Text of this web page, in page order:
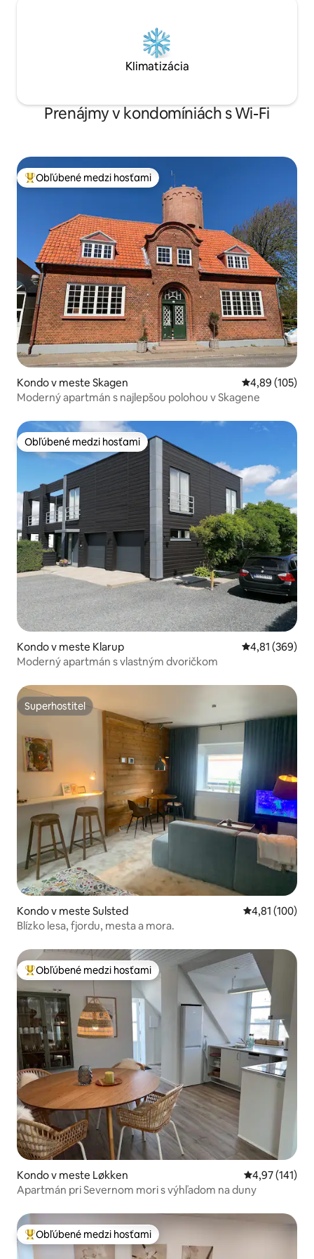
Klimatizácia
Prenájmy v kondomíniách s Wi-Fi
Najobľúbenejšie medzi hosťami
Obľúbené medzi hosťami
Kondo v meste Skagen Priemerné
4,89 (105)
Moderný apartmán s najlepšou polohou v Skagene
Obľúbené medzi hosťami
Obľúbené medzi hosťami
Kondo v meste Klarup Priemerné
4,81 (369)
Moderný apartmán s vlastným dvoričkom
Superhostiteľ
Superhostiteľ
Kondo v meste Sulsted Priemerné
4,81 (100)
Blízko lesa, fjordu, mesta a mora.
Najobľúbenejšie medzi hosťami
Obľúbené medzi hosťami
Kondo v meste Løkken Priemerné
4,97 (141)
Apartmán pri Severnom mori s výhľadom na duny
Najobľúbenejšie medzi hosťami
Obľúbené medzi hosťami